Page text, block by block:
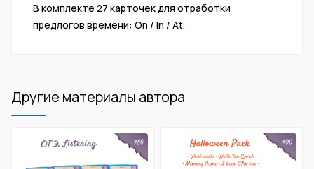
В комплекте 27 карточек для отработки
предлогов времени: On / In / At.
Другие материалы автора